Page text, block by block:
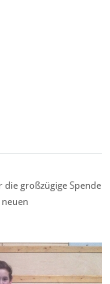
großzügige Spende